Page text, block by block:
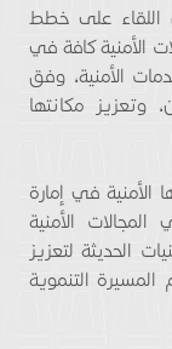
اللقاء على خطط
الأمنية كافة في
الأمنية، وفق
وتعزيز مكانتها
في إمارة
الأمنية
الحديثة لتعزيز
المسيرة التنموية